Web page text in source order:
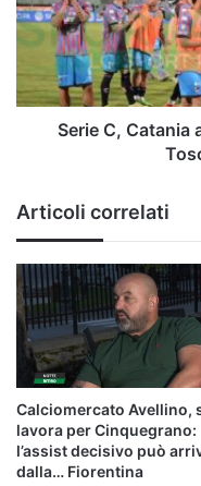
doppio
colpo
Toscano
|
MercatoSerie C,
Articoli correlati
Calciomercato Avellino,
lavora per Cinquegrano:
l’assist decisivo può
dalla… Fiorentina